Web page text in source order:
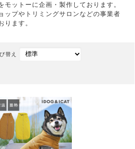
モットーに企画・製作しております。
ップやトリミングサロンなどの事業者
ります。
替え